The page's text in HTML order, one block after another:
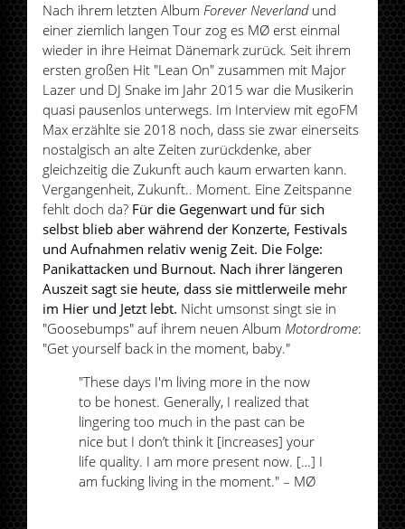
Nach ihrem letzten AlbumForever Neverlandund
einer ziemlich langen Tour zog es MØ erst einmal
wieder in ihre Heimat Dänemark zurück. Seit ihrem
ersten großen Hit "Lean On" zusammen mit Major
Lazer und DJ Snake im Jahr 2015 war die Musikerin
quasi pausenlos unterwegs. Im Interview mit egoFM
Max erzählte sie 2018 noch, dass sie zwar einerseits
nostalgisch an alte Zeiten zurückdenke, aber
gleichzeitig die Zukunft auch kaum erwarten kann.
Vergangenheit, Zukunft.. Moment. Eine Zeitspanne
fehlt doch da? Für die Gegenwart und für sich
selbst blieb aber während der Konzerte, Festivals
und Aufnahmen relativ wenig Zeit. Die Folge:
Panikattacken und Burnout. Nach ihrer längeren
Auszeit sagt sie heute, dass sie mittlerweile mehr
im Hier und Jetzt lebt. Nicht umsonst singt sie in
"Goosebumps" auf ihrem neuen AlbumMotordrome:
"Get yourself back in the moment, baby."
"These days I'm living more in the now
to be honest. Generally, I realized that
lingering too much in the past can be
nice but I don’t think it [increases] your
life quality. I am more present now. […] I
am fucking living in the moment." – MØ